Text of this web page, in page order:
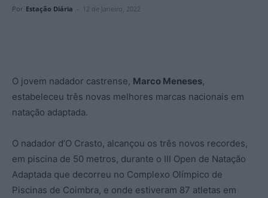
Por Estação Diária - 12 de Janeiro, 2022
O jovem nadador castrense, Marco Meneses,
estabeleceu três novas melhores marcas nacionais em
natação adaptada.
O nadador d’O Crasto, alcançou os três novos recordes,
em piscina de 50 metros, durante o III Open de Natação
Adaptada que decorreu no Complexo Olímpico de
Piscinas de Coimbra, e onde estiveram 87 atletas em